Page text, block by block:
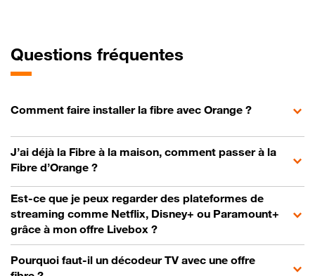
Questions fréquentes
Comment faire installer la fibre avec Orange ?
J’ai déjà la Fibre à la maison, comment passer à la
Fibre d’Orange ?
Est-ce que je peux regarder des plateformes de
streaming comme Netflix, Disney+ ou Paramount+
grâce à mon offre Livebox ?
Pourquoi faut-il un décodeur TV avec une offre